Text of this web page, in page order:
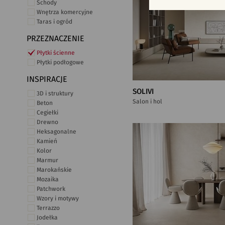
Schody
Wnętrza komercyjne
Taras i ogród
PRZEZNACZENIE
Płytki ścienne
Płytki podłogowe
INSPIRACJE
3D i struktury
Beton
Cegiełki
Drewno
Heksagonalne
Kamień
Kolor
Marmur
Marokańskie
Mozaika
Patchwork
Wzory i motywy
Terrazzo
Jodełka
SOLIVI
Salon i hol